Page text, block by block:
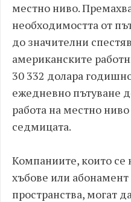
местно ниво.
необходимостта от
до значителни
американските
30 332 долара
ежедневно пътуване
работа на местно
седмицата.
Компаниите, които се
хъбове или
пространства, могат